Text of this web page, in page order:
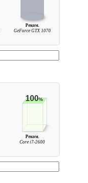
Реком.
GeForce GTX 1070
100%
Реком.
Core i7-2600